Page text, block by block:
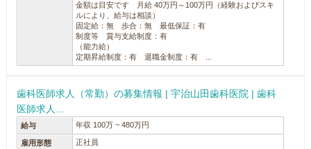
金額は目安です 月給 40万円～100万円（経験およびスキ
ルにより、給与は相談）
固定給：無 歩合：無 最低保証：有
制度等 賞与支給制度：有
（能力給）
定期昇給制度：有 退職金制度：有 ...
歯科医師求人（常勤）の募集情報 | 宇治山田歯科医院 | 歯科
医師求人...
給与 年収 100万 ~ 480万円
雇用形態 正社員